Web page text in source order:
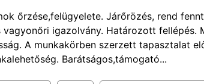
őrzése,felügyelete. Járőrözés, rend
vagyonőri igazolvány. Határozott fellépés.
A munkakörben szerzett tapasztalat
Barátságos,támogató...